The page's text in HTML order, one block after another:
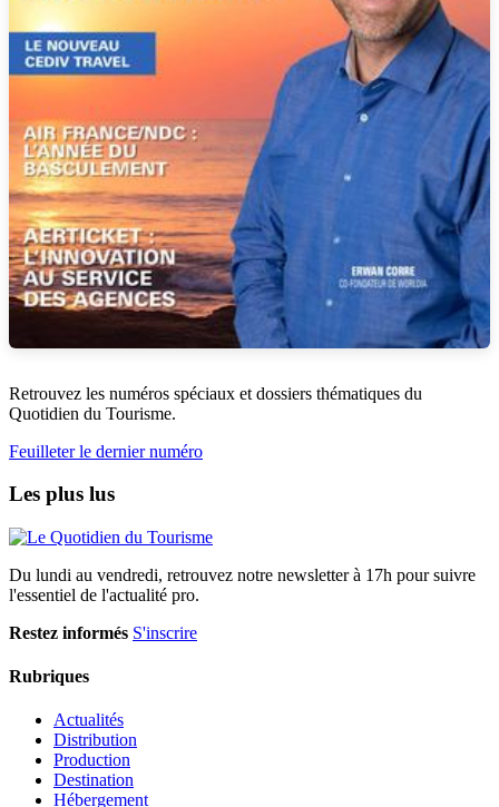
Retrouvez les numéros spéciaux et dossiers thématiques du
Quotidien du Tourisme.
Feuilleter le dernier numéro
Les plus lus
Du lundi au vendredi, retrouvez notre newsletter à 17h pour suivre
l'essentiel de l'actualité pro.
Restez informés S'inscrire
Rubriques
Actualités
Distribution
Production
Destination
Hébergement